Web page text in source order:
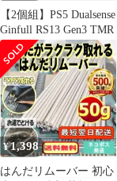
【2個組】PS5 Dualsense
Ginfull RS13 Gen3 TMR
¥1,398
はんだリムーバー 初心